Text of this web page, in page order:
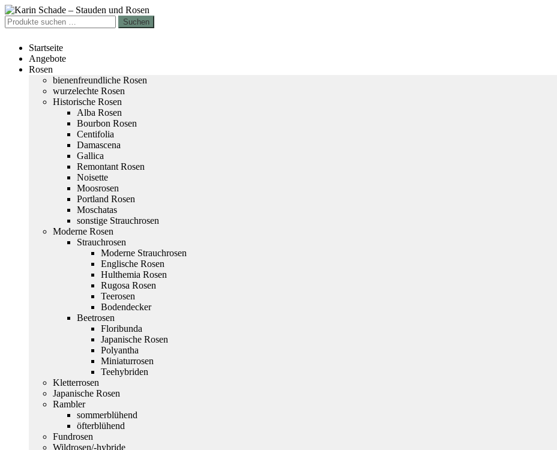
Zur
Navigation
springen
Zum
Inhalt
springen
Suchen
nach:
Suchen
Startseite
Angebote
Rosen
bienenfreundliche Rosen
wurzelechte Rosen
Historische Rosen
Alba Rosen
Bourbon Rosen
Centifolia
Damascena
Gallica
Remontant Rosen
Noisette
Moosrosen
Portland Rosen
Moschatas
sonstige Strauchrosen
Moderne Rosen
Strauchrosen
Moderne Strauchrosen
Englische Rosen
Hulthemia Rosen
Rugosa Rosen
Teerosen
Bodendecker
Beetrosen
Floribunda
Japanische Rosen
Polyantha
Miniaturrosen
Teehybriden
Kletterrosen
Japanische Rosen
Rambler
sommerblühend
öfterblühend
Fundrosen
Wildrosen/-hybride